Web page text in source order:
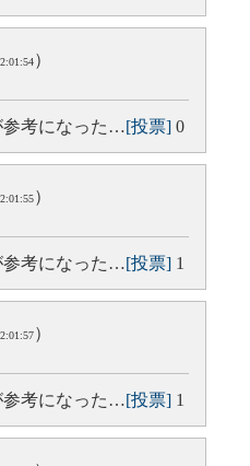
）
参考になった…[投票] 0
）
参考になった…[投票] 1
）
参考になった…[投票] 1